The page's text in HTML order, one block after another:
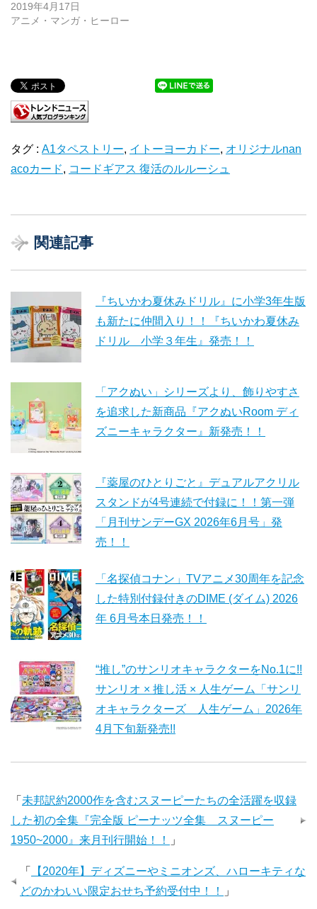
2019年4月17日
アニメ・マンガ・ヒーロー
タグ : A1タペストリー, イトーヨーカドー, オリジナルnan
acoカード, コードギアス 復活のルルーシュ
関連記事
『ちいかわ夏休みドリル』に小学3年生版
も新たに仲間入り！！『ちいかわ夏休み
ドリル 小学３年生』発売！！
「アクぬい」シリーズより、飾りやすさ
を追求した新商品『アクぬいRoom ディ
ズニーキャラクター』新発売！！
『薬屋のひとりごと』デュアルアクリル
スタンドが4号連続で付録に！！第一弾
「月刊サンデーGX 2026年6月号」発
売！！
「名探偵コナン」TVアニメ30周年を記念
した特別付録付きのDIME (ダイム) 2026
年 6月号本日発売！！
“推し”のサンリオキャラクターをNo.1に!!
サンリオ × 推し活 × 人生ゲーム「サンリ
オキャラクターズ 人生ゲーム」2026年
4月下旬新発売!!
「 未邦訳約2000作を含むスヌーピーたちの全活躍を収録
した初の全集『完全版 ピーナッツ全集 スヌーピー
1950~2000』来月刊行開始！！
」
「
【2020年】ディズニーやミニオンズ、ハローキティな
どのかわいい限定おせち予約受付中！！
」